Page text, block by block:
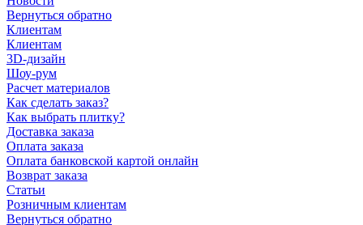
Вернуться обратно
Клиентам
Клиентам
3D-дизайн
Шоу-рум
Расчет материалов
Как сделать заказ?
Как выбрать плитку?
Доставка заказа
Оплата заказа
Оплата банковской картой онлайн
Возврат заказа
Статьи
Розничным клиентам
Вернуться обратно